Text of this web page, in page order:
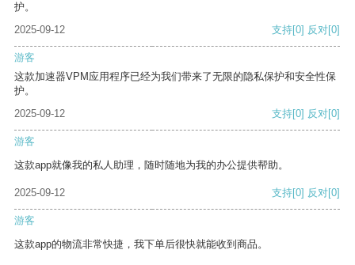
护。
2025-09-12
支持[0] 反对[0]
游客
这款加速器VPM应用程序已经为我们带来了无限的隐私保护和安全性保
护。
2025-09-12
支持[0] 反对[0]
游客
这款app就像我的私人助理，随时随地为我的办公提供帮助。
2025-09-12 支持[0] 反对[0]
游客
这款app的物流非常快捷，我下单后很快就能收到商品。